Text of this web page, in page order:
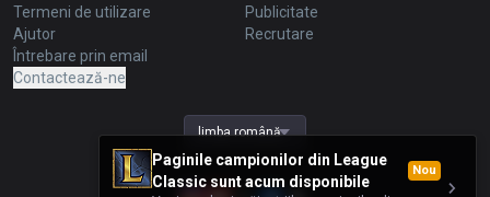
Paginile campionilor din League
Classic sunt acum disponibile
Nou
Termeni de utilizare
Ajutor
Întrebare prin email
Contactează-ne
Publicitate
Recrutare
limba română